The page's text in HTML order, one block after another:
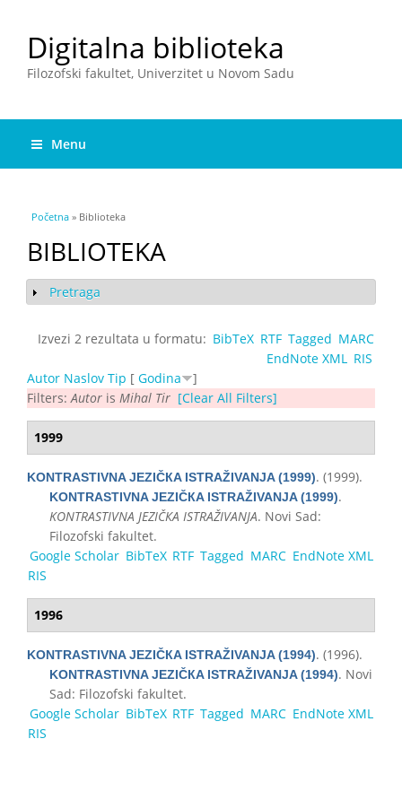
Digitalna biblioteka
Filozofski fakultet, Univerzitet u Novom Sadu
Menu
You are here
Početna » Biblioteka
BIBLIOTEKA
Show
Pretraga
Izvezi 2 rezultata u formatu: BibTeX RTF Tagged MARC
EndNote XML
RIS
Autor Naslov Tip [ Godina
]
Filters: Autor is Mihal Tir [Clear All Filters]
1999
KONTRASTIVNA JEZIČКA ISTRAŽIVANJA (1999). (1999).
KONTRASTIVNA JEZIČКA ISTRAŽIVANJA (1999).
KONTRASTIVNA JEZIČКA ISTRAŽIVANJA. Novi Sad:
Filozofski fakultet.
Google Scholar BibTeX RTF Tagged MARC EndNote XML
RIS
1996
KONTRASTIVNA JEZIČКA ISTRAŽIVANJA (1994). (1996).
KONTRASTIVNA JEZIČКA ISTRAŽIVANJA (1994). Novi
Sad: Filozofski fakultet.
Google Scholar BibTeX RTF Tagged MARC EndNote XML
RIS